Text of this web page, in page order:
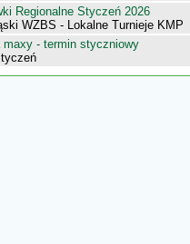
Regionalne Styczeń 2026
WZBS - Lokalne Turnieje KMP
maxy - termin styczniowy